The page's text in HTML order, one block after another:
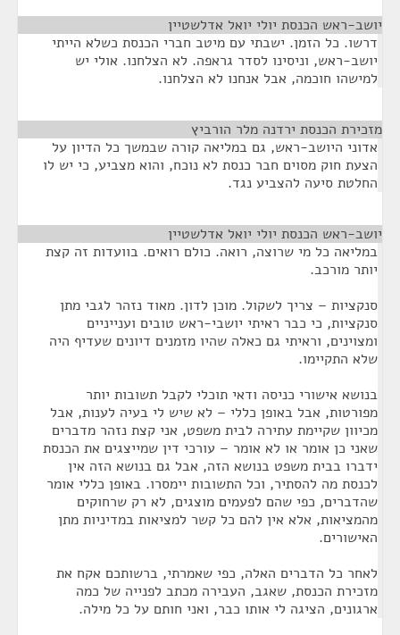
יושב-ראש הכנסת יולי יואל אדלשטיין
דרשו. כל הזמן. ישבתי עם מיטב חברי הכנסת כשלא הייתי
יושב-ראש, וניסינו לסדר גראפה. לא הצלחנו. אולי יש
למישהו חוכמה, אבל אנחנו לא הצלחנו.
מזכירת הכנסת ירדנה מלר הורביץ
אדוני היושב-ראש, גם במליאה קורה שבמשך כל הדיון על
הצעת חוק מסוים חבר כנסת לא נוכח, והוא מצביע, כי יש לו
החלטת סיעה להצביע נגד.
יושב-ראש הכנסת יולי יואל אדלשטיין
במליאה כל מי שרוצה, רואה. כולם רואים. בוועדות זה קצת
יותר מורכב.
סנקציות – צריך לשקול. מוכן לדון. מאוד נזהר לגבי מתן
סנקציות, כי כבר ראיתי יושבי-ראש טובים וענייניים
ומצוינים, וראיתי גם כאלה שהיו מזמנים דיונים שעדיף היה
שלא התקיימו.
בנושא אישורי כניסה ודאי תוכלי לקבל תשובות יותר
מפורטות, אבל באופן כללי – לא שיש לי בעיה לענות, אבל
מכיוון שקיימת עתירה לבית משפט, אני קצת נזהר מדברים
שאני כן אומר או לא אומר – עורכי דין שמייצגים את הכנסת
ידברו בבית משפט בנושא הזה, אבל גם בנושא הזה אין
לכנסת מה להסתיר, וכל התשובות יימסרו. באופן כללי אומר
שהדברים, כפי שהם לפעמים מוצגים, לא רק שרחוקים
מהמציאות, אלא אין להם כל קשר למציאות במדיניות מתן
האישורים.
לאחר כל הדברים האלה, כפי שאמרתי, ברשותכם אקח את
מזכירת הכנסת, שאגב, העבירה מכתב לפנייה של כמה
ארגונים, הציגה לי אותו כבר, ואני חותם על כל מילה.